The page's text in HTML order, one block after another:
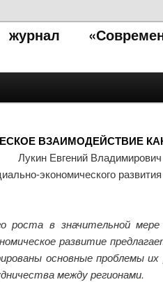
журнал
ВЗАИМОДЕЙСТВИЕ
Лукин Евгений Владимирович
экономического
в значительной
развитие
основные проблемы
между регионами.